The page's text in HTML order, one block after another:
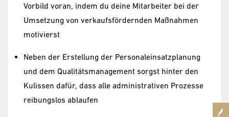
Vorbild voran, indem du deine Mitarbeiter bei der
Umsetzung von verkaufsfördernden Maßnahmen
motivierst
Neben der Erstellung der Personaleinsatzplanung
und dem Qualitätsmanagement sorgst hinter den
Kulissen dafür, dass alle administrativen Prozesse
reibungslos ablaufen